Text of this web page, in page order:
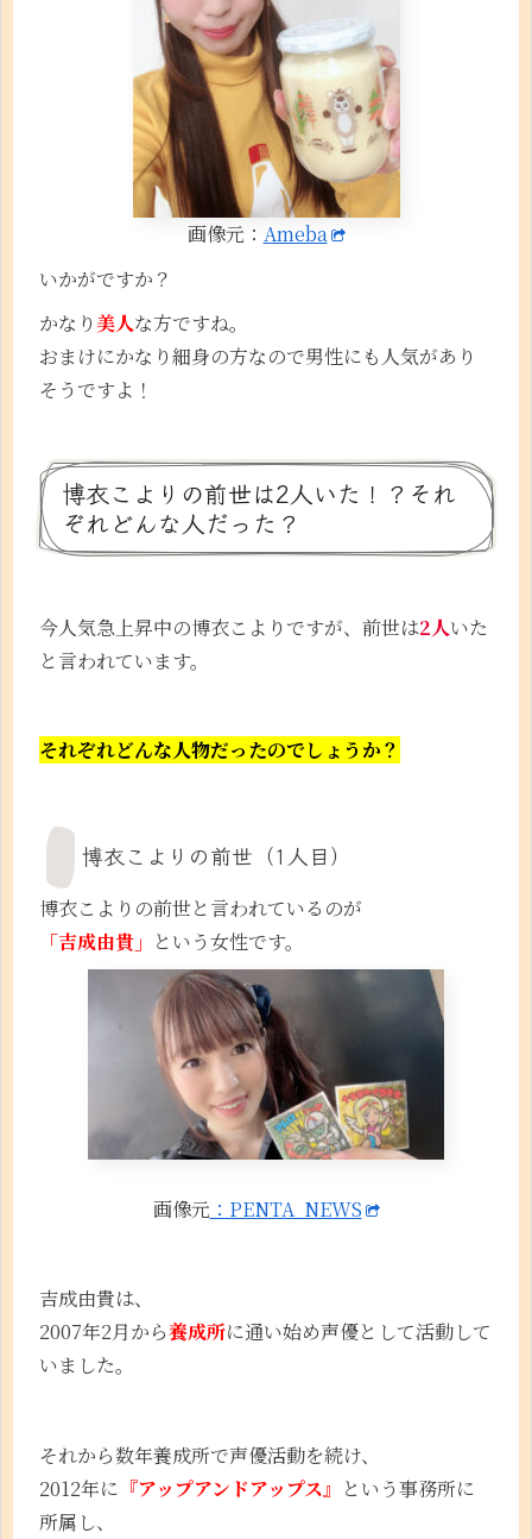
画像元： Ameba
いかがですか？
かなり美人な方ですね。
おまけにかなり細身の方なので男性にも人気があり
そうですよ！
博衣こよりの前世は2人いた！？それ
ぞれどんな人だった？
今人気急上昇中の博衣こよりですが、前世は2人いた
と言われています。
それぞれどんな人物だったのでしょうか？
博衣こよりの前世（1人目）
博衣こよりの前世と言われているのが
「吉成由貴」 という女性です。
画像元 ：PENTA NEWS
吉成由貴は、
2007年2月から養成所に通い始め声優として活動して
いました。
それから数年養成所で声優活動を続け、
2012年に 『アップアンドアップス』 という事務所に
所属し、